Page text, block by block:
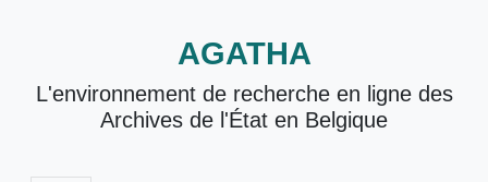
AGATHA
L'environnement de recherche en ligne des
Archives de l'État en Belgique